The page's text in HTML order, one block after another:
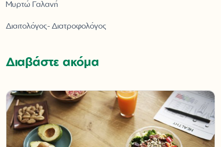
Μυρτώ Γαλανή
Διαιτολόγος- Διατροφολόγος
Διαβάστε ακόμα